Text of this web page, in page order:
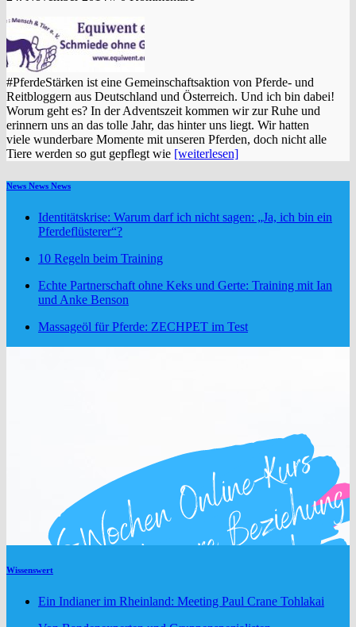
#PferdeStärken ist eine Gemeinschaftsaktion von Pferde- und
Reitbloggern aus Deutschland und Österreich. Und ich bin dabei!
Worum geht es? In der Adventszeit kommen wir zur Ruhe und
erinnern uns an das tolle Jahr, das hinter uns liegt. Wir hatten
viele wunderbare Momente mit unseren Pferden, doch nicht alle
Tiere werden so gut gepflegt wie [weiterlesen]
News News News
Identitätskrise: Warum darf ich nicht sagen: „Ja, ich bin ein
Pferdeflüsterer“?
10 Regeln beim Training
Echte Partnerschaft ohne Keks und Gerte: Training mit Ian
und Anke Benson
Massageöl für Pferde: ZECHPET im Test
Wissenswert
Ein Indianer im Rheinland: Meeting Paul Crane Tohlakai